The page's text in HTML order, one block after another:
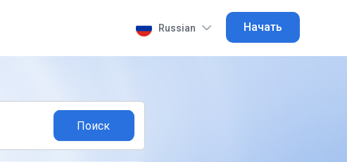
Russian Начать